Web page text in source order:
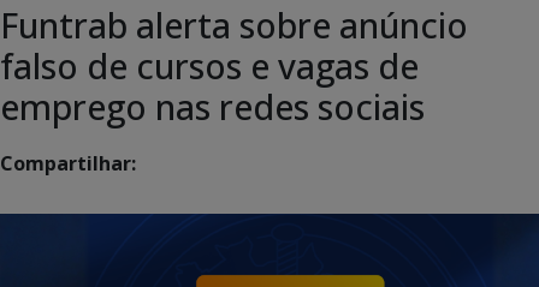
Funtrab alerta sobre anúncio
falso de cursos e vagas de
emprego nas redes sociais
Compartilhar: